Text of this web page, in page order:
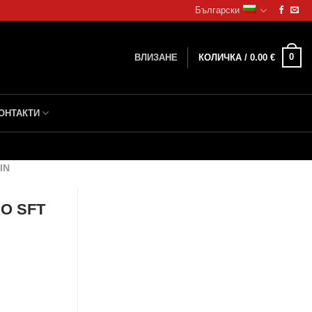
Български
ВЛИЗАНЕ КОЛИЧКА / 0.00 € 0
SFT